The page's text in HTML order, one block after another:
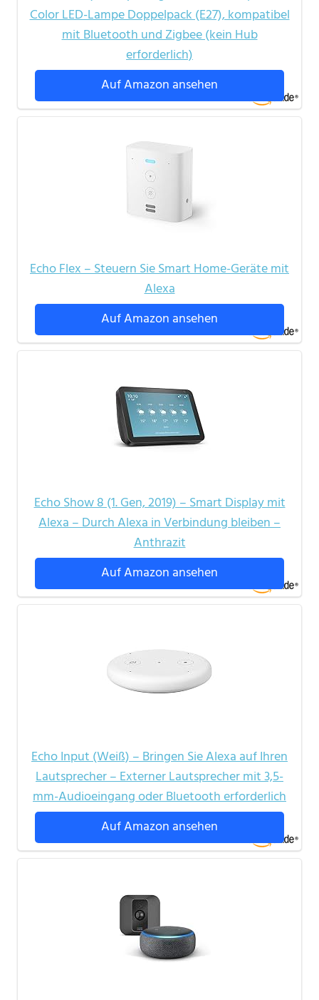
Color LED-Lampe Doppelpack (E27), kompatibel
mit Bluetooth und Zigbee (kein Hub
erforderlich)
Auf Amazon ansehen
Echo Flex – Steuern Sie Smart Home-Geräte mit
Alexa
Auf Amazon ansehen
Echo Show 8 (1. Gen, 2019) – Smart Display mit
Alexa – Durch Alexa in Verbindung bleiben –
Anthrazit
Auf Amazon ansehen
Echo Input (Weiß) – Bringen Sie Alexa auf Ihren
Lautsprecher – Externer Lautsprecher mit 3,5-
mm-Audioeingang oder Bluetooth erforderlich
Auf Amazon ansehen